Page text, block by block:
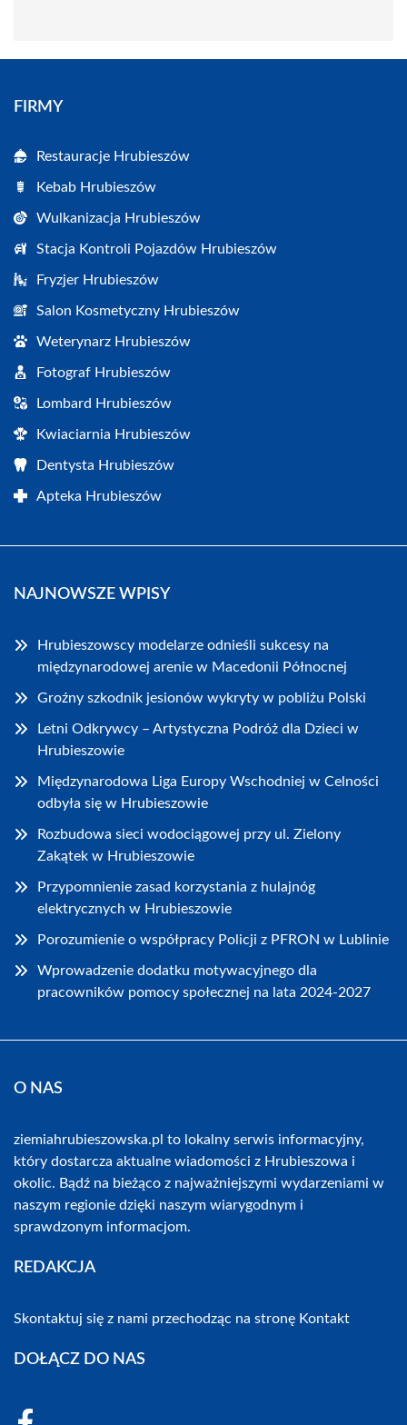
FIRMY
Restauracje Hrubieszów
Kebab Hrubieszów
Wulkanizacja Hrubieszów
Stacja Kontroli Pojazdów Hrubieszów
Fryzjer Hrubieszów
Salon Kosmetyczny Hrubieszów
Weterynarz Hrubieszów
Fotograf Hrubieszów
Lombard Hrubieszów
Kwiaciarnia Hrubieszów
Dentysta Hrubieszów
Apteka Hrubieszów
NAJNOWSZE WPISY
Hrubieszowscy modelarze odnieśli sukcesy na
międzynarodowej arenie w Macedonii Północnej
Groźny szkodnik jesionów wykryty w pobliżu Polski
Letni Odkrywcy – Artystyczna Podróż dla Dzieci w
Hrubieszowie
Międzynarodowa Liga Europy Wschodniej w Celności
odbyła się w Hrubieszowie
Rozbudowa sieci wodociągowej przy ul. Zielony
Zakątek w Hrubieszowie
Przypomnienie zasad korzystania z hulajnóg
elektrycznych w Hrubieszowie
Porozumienie o współpracy Policji z PFRON w Lublinie
Wprowadzenie dodatku motywacyjnego dla
pracowników pomocy społecznej na lata 2024-2027
O NAS
ziemiahrubieszowska.pl to lokalny serwis informacyjny,
który dostarcza aktualne wiadomości z Hrubieszowa i
okolic. Bądź na bieżąco z najważniejszymi wydarzeniami w
naszym regionie dzięki naszym wiarygodnym i
sprawdzonym informacjom.
REDAKCJA
Skontaktuj się z nami przechodząc na stronę Kontakt
DOŁĄCZ DO NAS